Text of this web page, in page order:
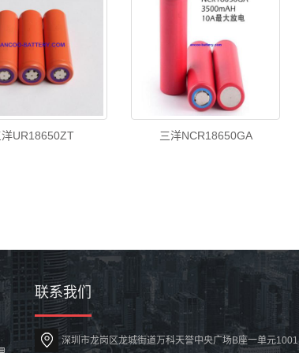
UR18650ZT 三洋NCR18650GA
联系我们
深圳市龙岗区龙城街道万科天誉中央广场B座一单元1001